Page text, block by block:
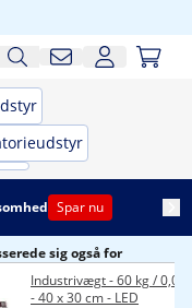
Spar nu
sig også for
Industrivægt - 60 kg / 0,01
- 40 x 30 cm - LED